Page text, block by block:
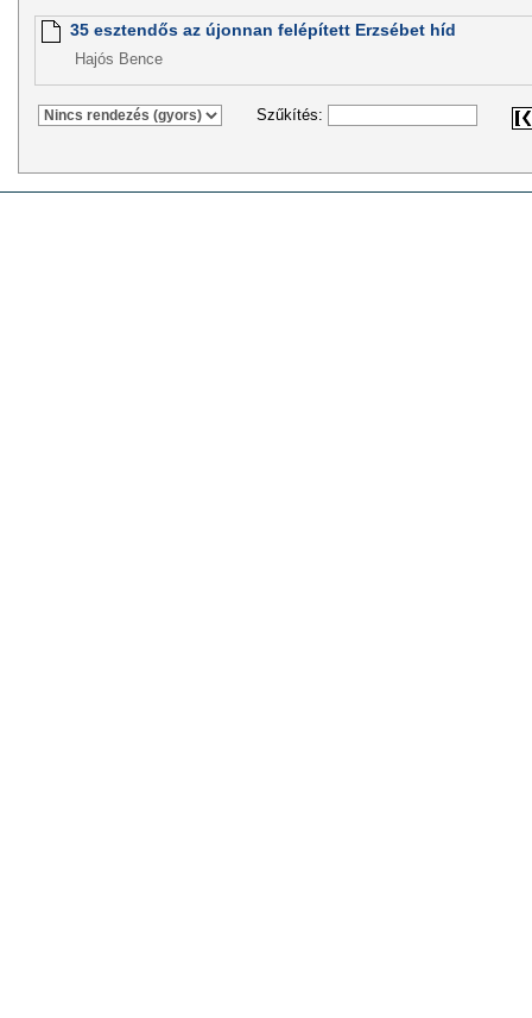
35 esztendős az újonnan felépített Erzsébet híd
Hajós Bence
Szűkítés: